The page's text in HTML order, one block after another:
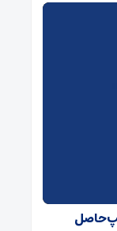
حاصل